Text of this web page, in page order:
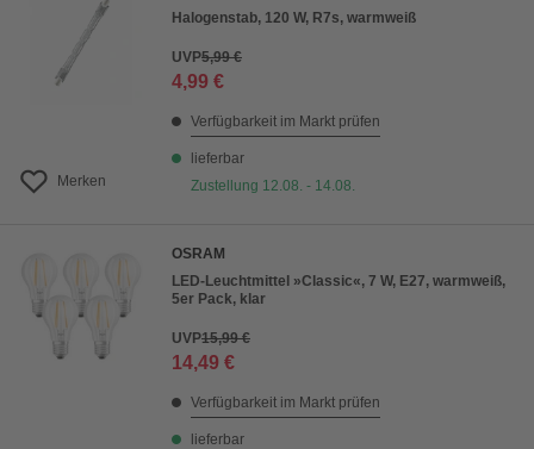
Preis aufsteigend
Preis absteigend
Merken
Halogenstab, 120 W, R7s, warmweiß
UVP5,99 €
4,99 €
Verfügbarkeit im Markt prüfen
lieferbar
Zustellung 12.08. - 14.08.
OSRAM
LED-Leuchtmittel »Classic«, 7 W, E27, warmweiß,
5er Pack, klar
UVP15,99 €
14,49 €
Verfügbarkeit im Markt prüfen
lieferbar